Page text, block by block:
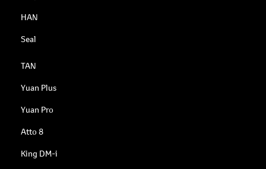
HAN
Seal
TAN
Yuan Plus
Yuan Pro
Atto 8
King DM-i